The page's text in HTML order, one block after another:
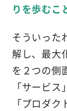
りを歩むこ
そういった
解し、最大
を２つの側
「サービ
「プロダク